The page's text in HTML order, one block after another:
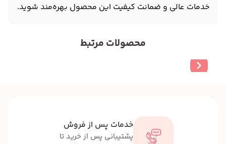
خدمات عالی و ضمانت کیفیت این محصول بهره‌مند شوید.
محصولات مرتبط
خدمات پس از فروش
پشتیبانی پس از خرید تا